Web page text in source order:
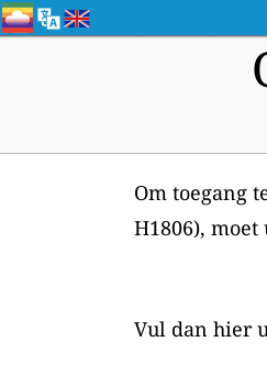
Om toegang
H1806),
Vul dan hier